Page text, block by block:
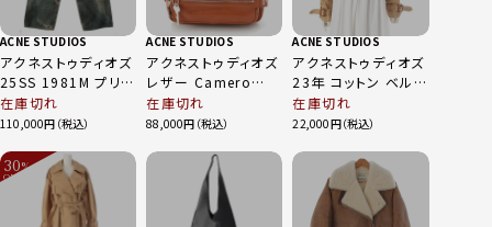
ACNE STUDIOS
アクネストゥディオズ
25SS 1981M プリン
ト 転写 ワイド バギ
ー デニムパンツ ロゴ
TROU001101 イン
ディゴ 46
在庫切れ
110,000
ACNE STUDIOS
アクネストゥディオズ
レザー Camero
2WAY スモール ショ
ルダーバッグ ブラウ
在庫切れ
88,000
ACNE STUDIOS
アクネストゥディオズ
23年 コットン ベルト
付 クロップド ショー
ト丈 トレンチコート
A90519 ベージュ
在庫切れ
22,000
30%
OFF